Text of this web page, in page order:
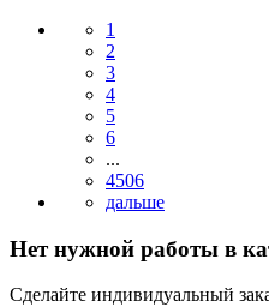
1
2
3
4
5
6
...
4506
Нет нужной работы в
Сделайте индивидуальный